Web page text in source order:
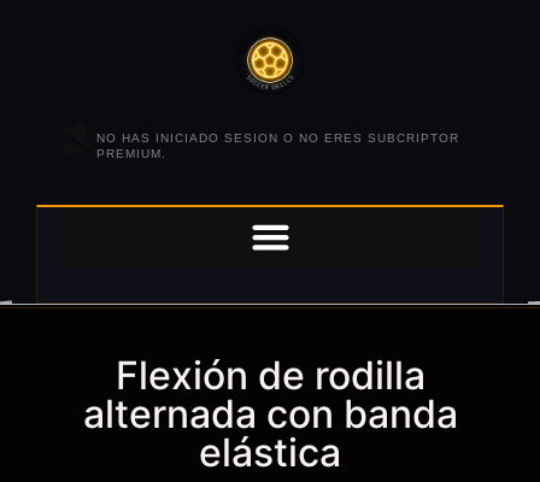
NO HAS INICIADO SESION O NO ERES SUBCRIPTOR
PREMIUM.
Flexión de rodilla
alternada con banda
elástica